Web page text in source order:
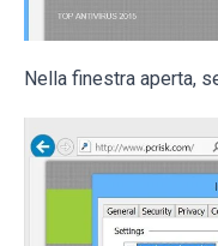
Nella finestra aperta,